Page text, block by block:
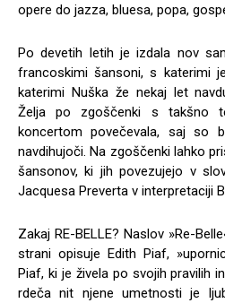
opere do jazza, bluesa, popa,
Po devetih letih je izdala nov
francoskimi šansoni, s katerimi
katerimi Nuška že nekaj let
Želja po zgoščenki s takšno
koncertom povečevala, saj so
navdihujoči. Na zgoščenki lahko
šansonov, ki jih povezujejo v
Jacquesa Preverta v interpretaciji
Zakaj RE-BELLE? Naslov »Re-
strani opisuje Edith Piaf,
Piaf, ki je živela po svojih pravilih
rdeča nit njene umetnosti je